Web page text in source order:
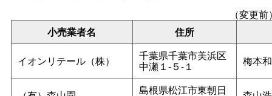
（変更前
小売業者名
住所
イオンリテール（株） 千葉県千葉市美浜区
中瀬１‐５‐１ 梅本
島根県松江市東朝日